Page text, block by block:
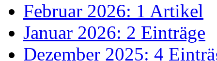
Februar 2026: 1 Artikel
Januar 2026: 2 Einträge
Dezember 2025: 4